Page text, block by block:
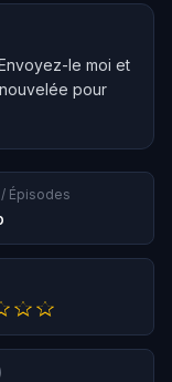
le moi et
pour
Épisodes